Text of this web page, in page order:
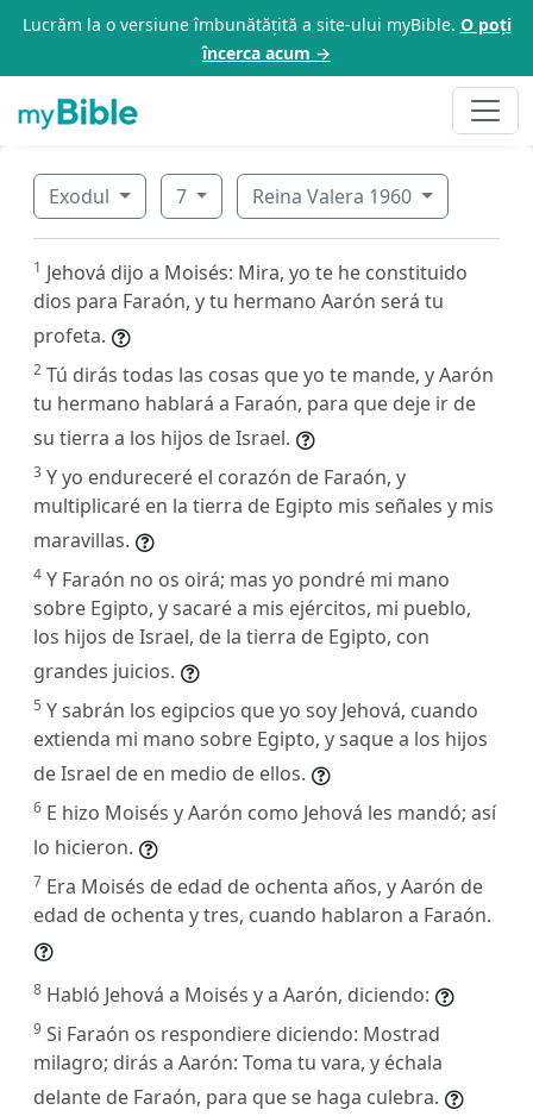
Lucrăm la o versiune îmbunătățită a site-ului myBible. O poți
încerca acum →
Exodul 7 Reina Valera 1960
1 Jehová dijo a Moisés: Mira, yo te he constituido
dios para Faraón, y tu hermano Aarón será tu
profeta.
2 Tú dirás todas las cosas que yo te mande, y Aarón
tu hermano hablará a Faraón, para que deje ir de
su tierra a los hijos de Israel.
3 Y yo endureceré el corazón de Faraón, y
multiplicaré en la tierra de Egipto mis señales y mis
maravillas.
4 Y Faraón no os oirá; mas yo pondré mi mano
sobre Egipto, y sacaré a mis ejércitos, mi pueblo,
los hijos de Israel, de la tierra de Egipto, con
grandes juicios.
5 Y sabrán los egipcios que yo soy Jehová, cuando
extienda mi mano sobre Egipto, y saque a los hijos
de Israel de en medio de ellos.
6 E hizo Moisés y Aarón como Jehová les mandó; así
lo hicieron.
7 Era Moisés de edad de ochenta años, y Aarón de
edad de ochenta y tres, cuando hablaron a Faraón.
8 Habló Jehová a Moisés y a Aarón, diciendo:
9 Si Faraón os respondiere diciendo: Mostrad
milagro; dirás a Aarón: Toma tu vara, y échala
delante de Faraón, para que se haga culebra.